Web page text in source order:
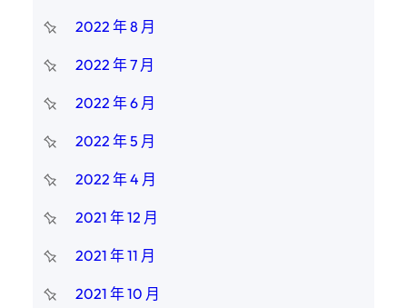
2022 年 8 月
2022 年 7 月
2022 年 6 月
2022 年 5 月
2022 年 4 月
2021 年 12 月
2021 年 11 月
2021 年 10 月